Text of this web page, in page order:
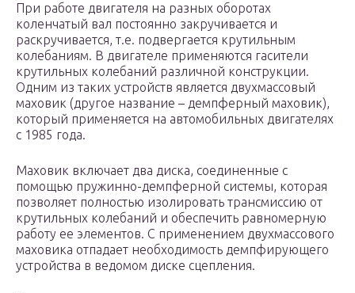
При работе двигателя на разных оборотах
коленчатый вал постоянно закручивается и
раскручивается, т.е. подвергается крутильным
колебаниям. В двигателе применяются гасители
крутильных колебаний различной конструкции.
Одним из таких устройств является двухмассовый
маховик (другое название – демпферный маховик),
который применяется на автомобильных двигателях
с 1985 года.
Маховик включает два диска, соединенные с
помощью пружинно-демпферной системы, которая
позволяет полностью изолировать трансмиссию от
крутильных колебаний и обеспечить равномерную
работу ее элементов. С применением двухмассового
маховика отпадает необходимость демпфирующего
устройства в ведомом диске сцепления.